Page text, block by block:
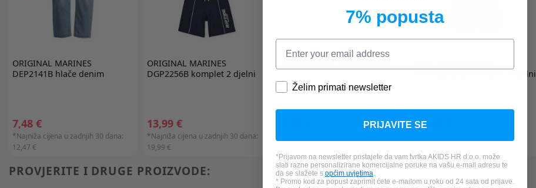
ORIGINAL MARINES
DEP2141B hlače denim
7,48 €
*Najniža cijena u zadnjih 30 dana:
12,47 €
ORIGINAL MARINES
DGP2256B komplet 2 djelni
13,99 €
*Najniža cijena u zadnjih 30 dana:
19,99 €
DFPV2270CM komplet 2 djelni
12,99 €
PROVJERITE I DRUGE PROIZVODE:
7% popusta
Želim primati newsletter
PRIJAVITE SE
*Prijavom na newsletter pristajete da vam tvrtka AKIDS HR d.o.o. može
slati razne personalizirane komercijalne poruke na vašu e-mail adresu te
da se slažete s općim uvjetima.
* Promo kod za popust zaprimit ćete e-mailom u roku od 24 sata od prijave.